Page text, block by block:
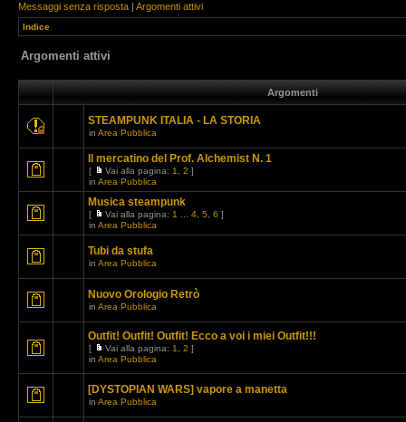
Messaggi senza risposta | Argomenti attivi
Indice
Argomenti attivi
Argomenti
STEAMPUNK ITALIA - LA STORIA
in Area Pubblica
Il mercatino del Prof. Alchemist N. 1
[ Vai alla pagina: 1 2 ]
in Area Pubblica
Musica steampunk
[ Vai alla pagina: 1 4 5 6 ]
in Area Pubblica
Tubi da stufa
in Area Pubblica
Nuovo Orologio Retrò
in Area Pubblica
Outfit! Outfit! Outfit! Ecco a voi i miei Outfit!!!
[ Vai alla pagina: 1 2 ]
in Area Pubblica
[DYSTOPIAN WARS] vapore a manetta
in Area Pubblica